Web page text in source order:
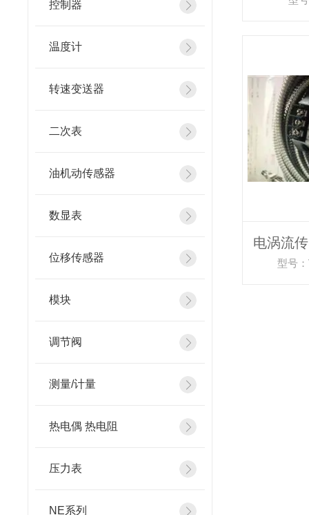
控制器
温度计
转速变送器
二次表
油机动传感器
数显表
位移传感器
模块
调节阀
测量/计量
热电偶 热电阻
压力表
NE系列
型号